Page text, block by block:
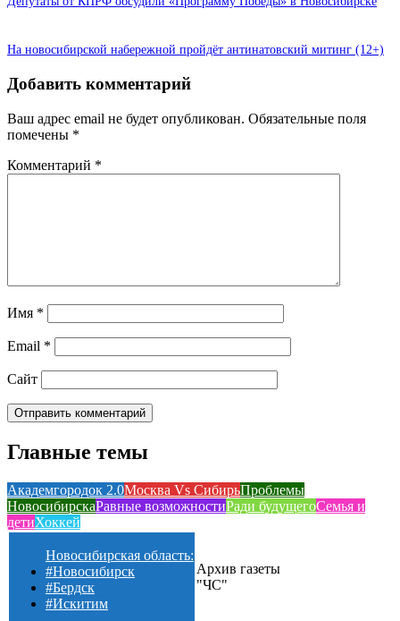
На новосибирской набережной пройдёт антинатовский митинг (12+)
Добавить комментарий
Ваш адрес email не будет опубликован. Обязательные поля
помечены *
Комментарий *
Имя *
Email *
Сайт
Главные темы
Академгородок 2.0Москва Vs СибирьПроблемы
НовосибирскаРавные возможностиРади будущегоСемья и
детиХоккей
Новосибирская область:
#Новосибирск
#Бердск
#Искитим
Архив газеты
"ЧС"